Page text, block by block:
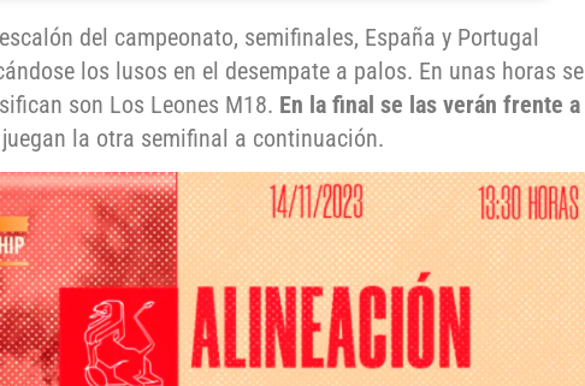
del campeonato, semifinales, España y Portugal
los lusos en el desempate a palos. En unas horas se
son Los Leones M18. En la final se las verán frente a
juegan la otra semifinal a continuación.